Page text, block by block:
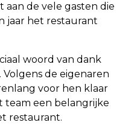
de vele gasten die
jaar het restaurant
woord van dank
de eigenaren
voor hen klaar
team een belangrijke
restaurant.